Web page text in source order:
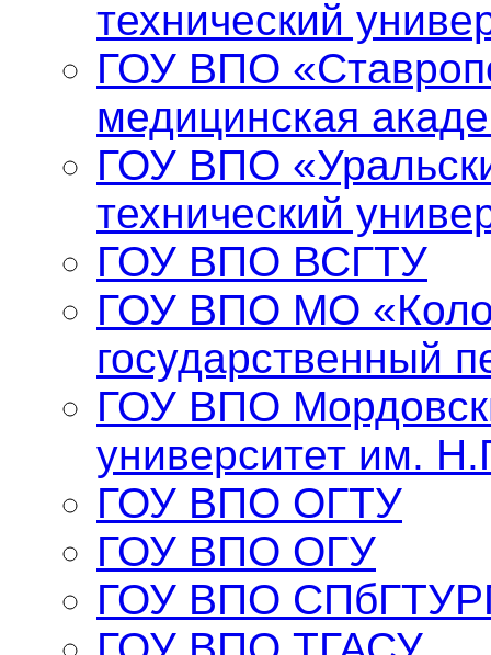
технический
ГОУ ВПО
медицинская
ГОУ ВПО
технический
ГОУ ВПО ВСГТУ
ГОУ ВПО МО
государственный
ГОУ ВПО
университет им.
ГОУ ВПО ОГТУ
ГОУ ВПО ОГУ
ГОУ ВПО